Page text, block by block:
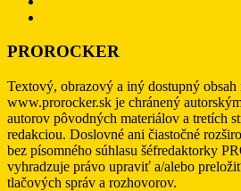
PROROCKER
Textový, obrazový a iný dostupný obsah
www.prorocker.sk je chránený
autorov pôvodných materiálov a tretích
redakciou. Doslovné ani čiastočné
bez písomného súhlasu šéfredaktorky
vyhradzuje právo upraviť a/alebo
tlačových správ a rozhovorov.